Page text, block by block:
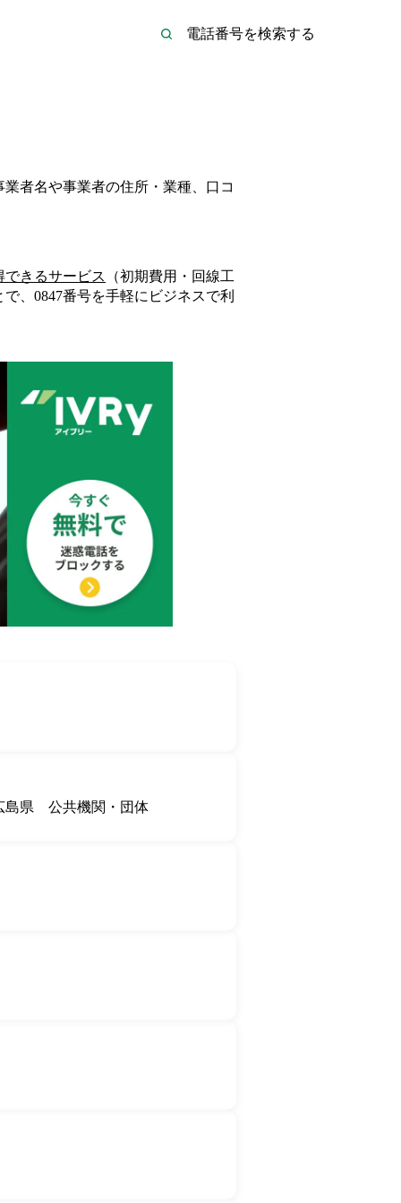
者名や事業者の住所・業種、口コ
きるサービス
（初期費用・回線工
、 0847番号を手軽にビジネスで利
島県 公共機関・団体